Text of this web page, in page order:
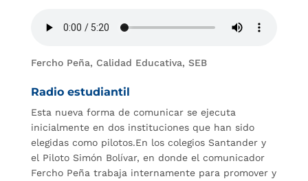
Fercho Peña, Calidad Educativa, SEB
Radio estudiantil
Esta nueva forma de comunicar se ejecuta
inicialmente en dos instituciones que han sido
elegidas como pilotos.En los colegios Santander y
el Piloto Simón Bolívar, en donde el comunicador
Fercho Peña trabaja internamente para promover y